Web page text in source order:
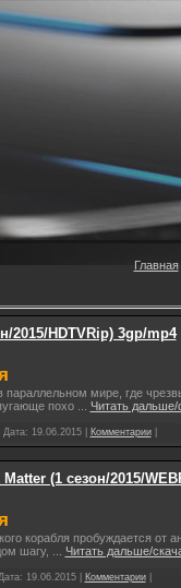
Главная
2015/HDTVRip) 3gp/mp4
параллельном мире, где
похо
Читать дальше/
19.06.2015| Комментарии|
(1 сезон/2015/
корабля пробуждается от
шагу,
Читать дальше/
19.06.2015| Комментарии|